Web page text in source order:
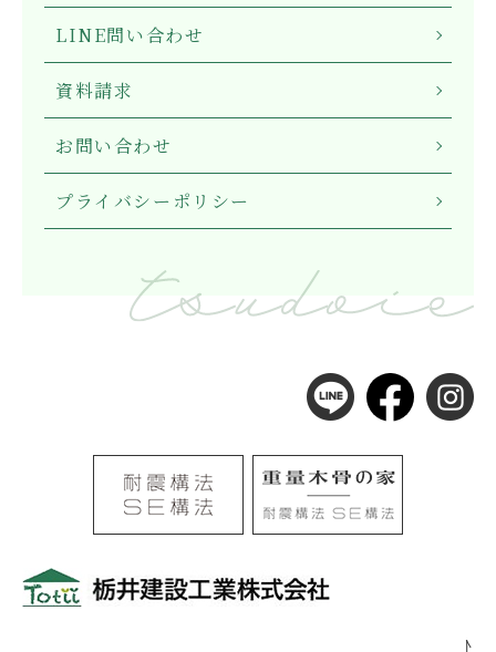
LINE問い合わせ
資料請求
お問い合わせ
プライバシーポリシー